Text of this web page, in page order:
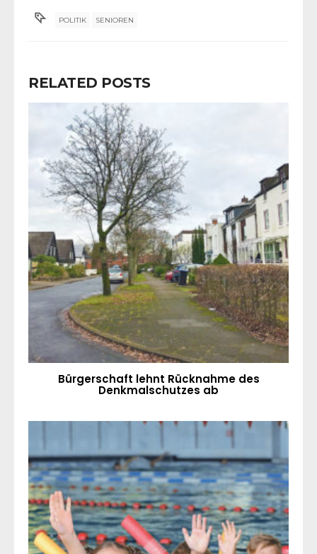
POLITIK SENIOREN
RELATED POSTS
Bürgerschaft lehnt Rücknahme des
Denkmalschutzes ab